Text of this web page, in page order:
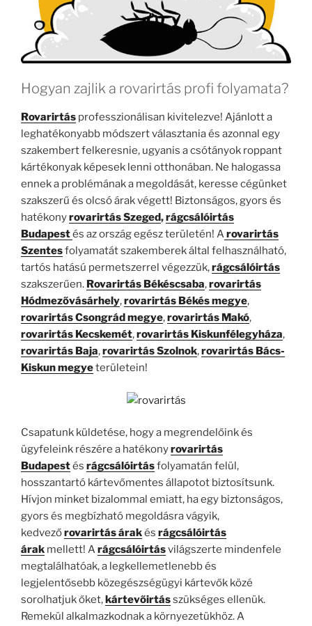
Hogyan zajlik a rovarirtás profi folyamata?
Rovarirtás professzionálisan kivitelezve! Ajánlott a
leghatékonyabb módszert választania és azonnal egy
szakembert felkeresnie, ugyanis a csótányok roppant
kártékonyak képesek lenni otthonában. Ne halogassa
ennek a problémának a megoldását, keresse cégünket
szakszerű és olcsó árak végett! Biztonságos, gyors és
hatékonyrovarirtás Szeged,rágcsálóirtás
Budapestés az ország egész területén! Arovarirtás
Szentesfolyamatát szakemberek által felhasználható,
tartós hatású permetszerrel végezzük,rágcsálóirtás
szakszerűen. Rovarirtás Békéscsaba,rovarirtás
Hódmezővásárhely,rovarirtás Békés megye,
rovarirtás Csongrád megye,rovarirtás Makó,
rovarirtás Kecskemét,rovarirtás Kiskunfélegyháza,
rovarirtás Baja,rovarirtás Szolnok,rovarirtás Bács-
Kiskun megyeterületein!
Csapatunk küldetése, hogy a megrendelőink és
ügyfeleink részére a hatékonyrovarirtás
Budapestés rágcsálóirtásfolyamatán felül,
hosszantartó kártevőmentes állapotot biztosítsunk.
Hívjon minket bizalommal emiatt, ha egy biztonságos,
gyors és megbízható megoldásra vágyik,
kedvezőrovarirtás árakés rágcsálóirtás
árak mellett! Arágcsálóirtásvilágszerte mindenfele
megtalálhatóak, a legkellemetlenebb és
legjelentősebb közegészségügyi kártevők közé
sorolhatjuk őket, kártevőirtásszükséges ellenük.
Remekül alkalmazkodnak a környezetükhöz. A